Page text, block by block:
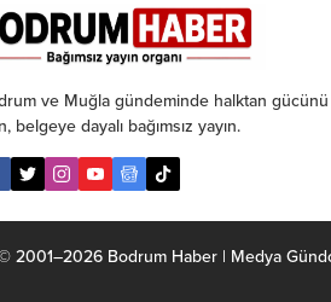
ve Muğla gündeminde halktan gücünü
belgeye dayalı bağımsız yayın.
2001–2026 Bodrum Haber | Medya